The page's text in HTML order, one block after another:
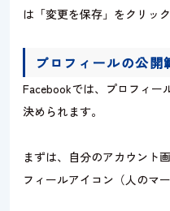
は「変更を保存」をクリッ
プロフィールの公開
Facebookでは、プロフィー
決められます。
まずは、自分のアカウント
フィールアイコン（人のマ